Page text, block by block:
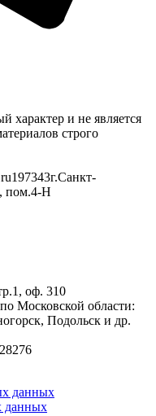
и не является
строго
197343г.Санкт-
пом.4-Н
оф. 310
Московской области:
Подольск и др.
данных
данных